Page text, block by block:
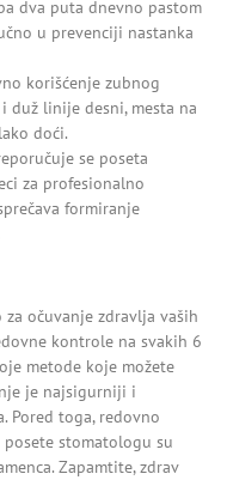
dva puta dnevno pastom
u prevenciji nastanka
korišćenje zubnog
duž linije desni, mesta na
doći.
se poseta
za profesionalno
formiranje
očuvanje zdravlja vaših
kontrole na svakih 6
metode koje možete
je najsigurniji i
Pored toga, redovno
stomatologu su
Zapamtite, zdrav